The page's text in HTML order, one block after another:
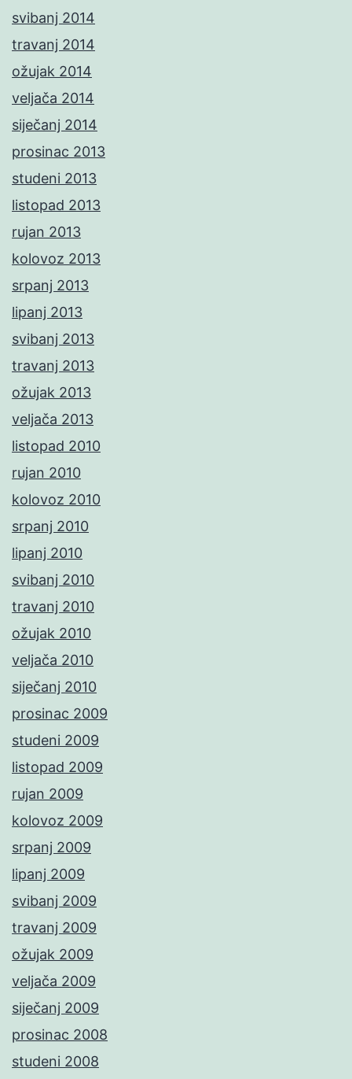
svibanj 2014
travanj 2014
ožujak 2014
veljača 2014
siječanj 2014
prosinac 2013
studeni 2013
listopad 2013
rujan 2013
kolovoz 2013
srpanj 2013
lipanj 2013
svibanj 2013
travanj 2013
ožujak 2013
veljača 2013
listopad 2010
rujan 2010
kolovoz 2010
srpanj 2010
lipanj 2010
svibanj 2010
travanj 2010
ožujak 2010
veljača 2010
siječanj 2010
prosinac 2009
studeni 2009
listopad 2009
rujan 2009
kolovoz 2009
srpanj 2009
lipanj 2009
svibanj 2009
travanj 2009
ožujak 2009
veljača 2009
siječanj 2009
prosinac 2008
studeni 2008